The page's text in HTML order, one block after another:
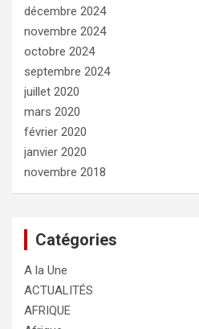
décembre 2024
novembre 2024
octobre 2024
septembre 2024
juillet 2020
mars 2020
février 2020
janvier 2020
novembre 2018
Catégories
A la Une
ACTUALITÉS
AFRIQUE